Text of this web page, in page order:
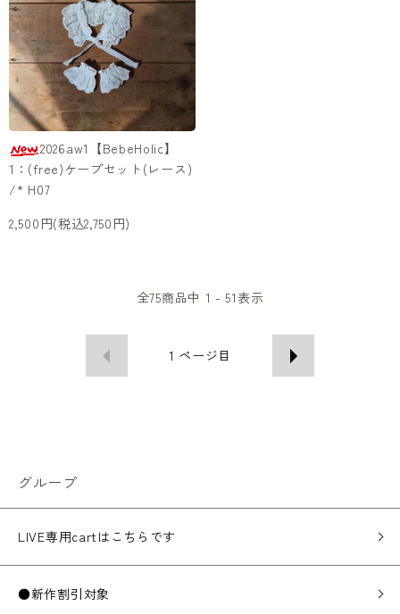
2026aw1【BebeHolic】
1：(free)ケープセット(レース)
/* H07
2,500円(税込2,750円)
全75商品中 1 - 51表示
1 ページ目
グループ
LIVE専用cartはこちらです
●新作割引対象